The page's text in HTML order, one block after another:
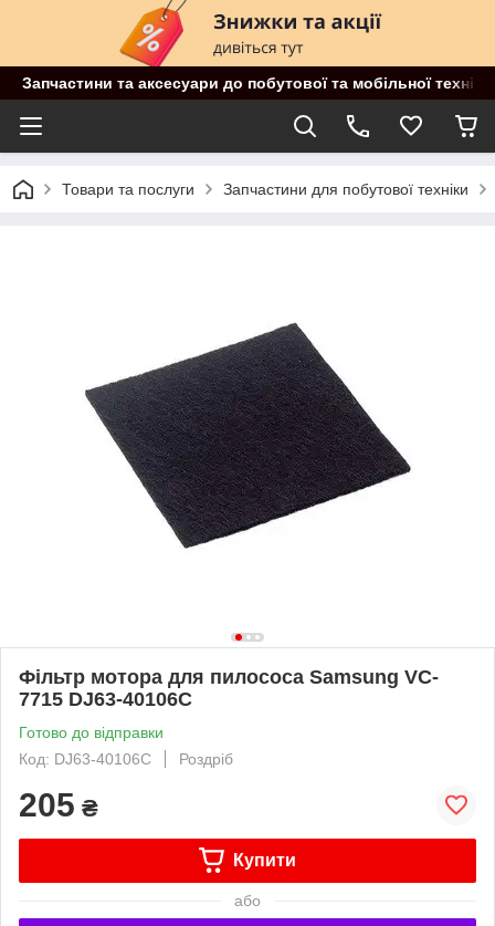
Запчастини та аксесуари до побутової та мобільної
Товари та послуги Запчастини для побутової техніки
Фільтр мотора для пилососа Samsung VC-
7715 DJ63-40106C
Готово до відправки
Код: DJ63-40106C
Роздріб
205 ₴
Купити
або